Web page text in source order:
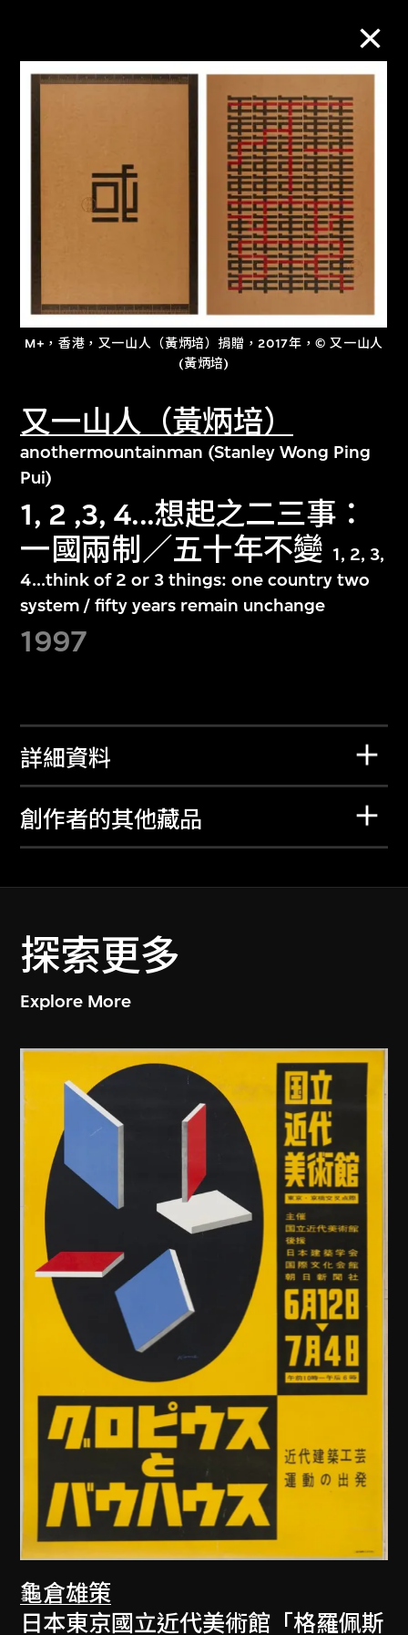
M+，香港，又一山人（黃炳培）捐贈，2017年，© 又一山人
(黃炳培)
又一山人（黃炳培）
anothermountainman (Stanley Wong Ping
Pui)
1, 2 ,3, 4...想起之二三事：
一國兩制／五十年不變 1, 2, 3,
4...think of 2 or 3 things: one country two
system / fifty years remain unchange
1997
詳細資料
創作者的其他藏品
探索更多
Explore More
龜倉雄策
日本東京國立近代美術館「格羅佩斯
M+藏品
進一步篩選 搜索
探索世界頂級的二十及二十一世紀視覺